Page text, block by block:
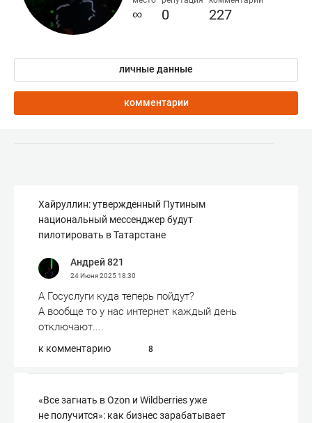
∞ 0 227
личные данные
комментарии
Хайруллин: утвержденный Путиным
национальный мессенджер будут
пилотировать в Татарстане
Андрей 821
24 Июня 202518:30
А Госуслуги куда теперь пойдут?
А вообще то у нас интернет каждый день
отключают....
к комментарию 8
«Все загнать в Ozon и Wildberries уже
не получится»: как бизнес зарабатывает